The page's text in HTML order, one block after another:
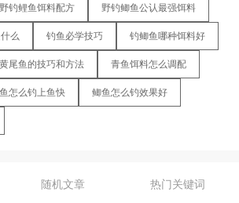
野钓鲤鱼饵料配方 野钓鲫鱼公认最强饵料
么 钓鱼必学技巧 钓鲫鱼哪种饵料好
尾鱼的技巧和方法 青鱼饵料怎么调配
怎么钓上鱼快 鲫鱼怎么钓效果好
随机文章 热门关键词